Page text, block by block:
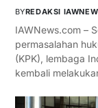
BYREDAKSI
IAWNews.com –
permasalahan
(KPK), lembaga
kembali